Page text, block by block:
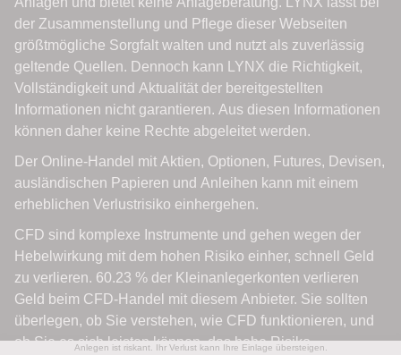
Anlegen ist riskant. Ihr Verlust kann Ihre Einlage übersteigen.